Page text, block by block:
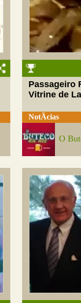
Passageiro
Vitrine de
NotÃ­cias
O